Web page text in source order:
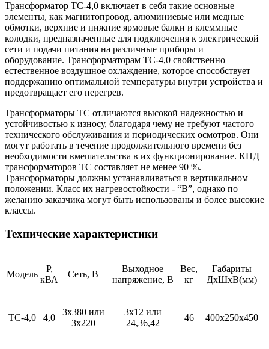
Трансформатор ТС-4,0 включает в себя такие основные
элементы, как магнитопровод, алюминиевые или медные
обмотки, верхние и нижние ярмовые балки и клеммные
колодки, предназначенные для подключения к электрической
сети и подачи питания на различные приборы и
оборудование. Трансформаторам ТС-4,0 свойственно
естественное воздушное охлаждение, которое способствует
поддержанию оптимальной температуры внутри устройства и
предотвращает его перегрев.
Трансформаторы ТС отличаются высокой надежностью и
устойчивостью к износу, благодаря чему не требуют частого
технического обслуживания и периодических осмотров. Они
могут работать в течение продолжительного времени без
необходимости вмешательства в их функционирование. КПД
трансформаторов ТС составляет не менее 90 %.
Трансформаторы должны устанавливаться в вертикальном
положении. Класс их нагревостойкости - “В”, однако по
желанию заказчика могут быть использованы и более высокие
классы.
Технические характеристики
Модель
Р,
кВА
Сеть, В
Выходное
напряжение, В
Вес,
кг
Габариты
ДхШхВ(мм)
ТС-4,0 4,0
3х380 или
3х220
3х12 или
24,36,42
46 400х250х450